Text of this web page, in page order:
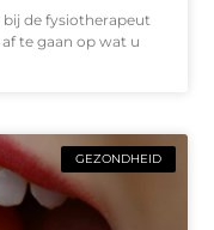
de fysiotherapeut
te gaan op wat u
GEZONDHEID